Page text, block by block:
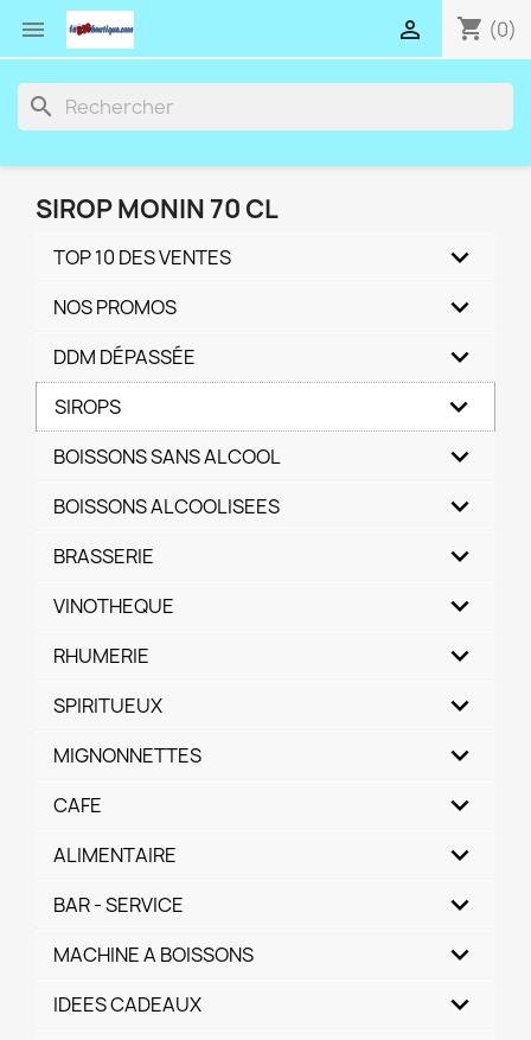
 shopping_cart (0)

search
SIROP MONIN 70 CL
TOP 10 DES VENTES
NOS PROMOS
DDM DÉPASSÉE
SIROPS
BOISSONS SANS ALCOOL
BOISSONS ALCOOLISEES
BRASSERIE
VINOTHEQUE
RHUMERIE
SPIRITUEUX
MIGNONNETTES
CAFE
ALIMENTAIRE
BAR - SERVICE
MACHINE A BOISSONS
IDEES CADEAUX